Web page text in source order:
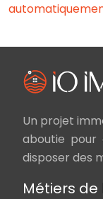
Un projet
aboutie pour
disposer des
Métiers de